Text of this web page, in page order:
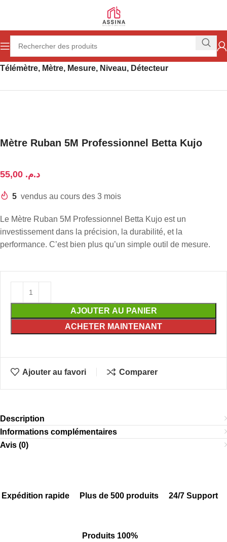
Accueil Outillage Outillage à main
Télémètre, Mètre, Mesure, Niveau, Détecteur
Mètre Ruban 5M Professionnel Betta Kujo
د.م.
5 vendus au cours des 3 mois
Le Mètre Ruban 5M Professionnel Betta Kujo est un
investissement dans la précision, la durabilité, et la
performance. C’est bien plus qu’un simple outil de mesure.
AJOUTER AU PANIER
ACHETER MAINTENANT
Ajouter au favori Comparer
Description
Informations complémentaires
Avis (0)
Expédition rapide Plus de 500 produits 24/7 Support
Produits 100%